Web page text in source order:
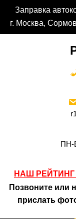
Перейти
содержимому
Заправка
г. Москва,
ПН-
НАШ РЕЙТИНГ
Позвоните или
прислать